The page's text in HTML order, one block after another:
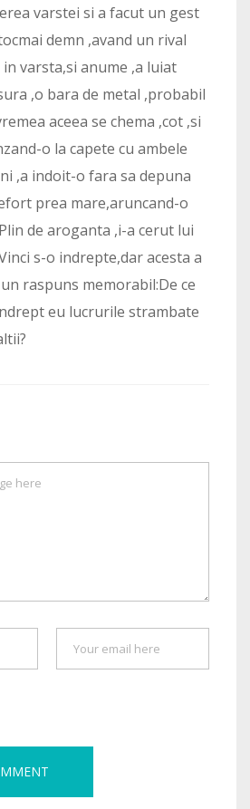
varstei si a facut un gest
demn ,avand un rival
in varsta,si anume ,a luiat
,o bara de metal ,probabil
aceea se chema ,cot ,si
o la capete cu ambele
,a indoit-o fara sa depuna
prea mare,aruncand-o
de aroganta ,i-a cerut lui
s-o indrepte,dar acesta a
raspuns memorabil:De ce
eu lucrurile strambate